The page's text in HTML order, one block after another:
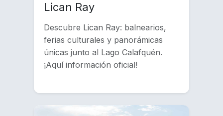
Lican Ray
Descubre Lican Ray: balnearios,
ferias culturales y panorámicas
únicas junto al Lago Calafquén.
¡Aquí información oficial!